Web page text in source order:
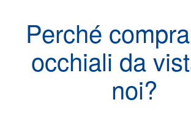
Perché
occhiali da
noi?